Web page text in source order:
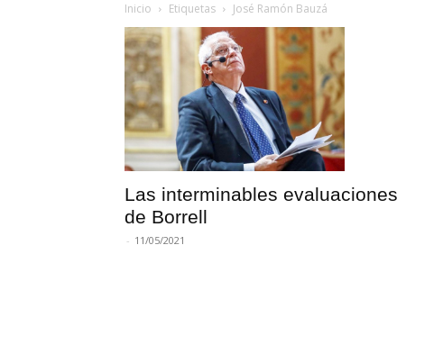
Inicio Etiquetas José Ramón Bauzá
Las interminables evaluaciones
de Borrell
- 11/05/2021